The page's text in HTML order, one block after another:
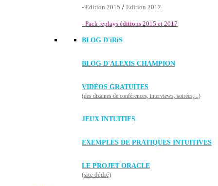
- Edition 2015 / Edition 2017
- Pack replays éditions 2015 et 2017
BLOG D'iRiS
BLOG D'ALEXIS CHAMPION
VIDÉOS GRATUITES
(des dizaines de conférences, interviews, soirées,...)
JEUX INTUITIFS
EXEMPLES DE PRATIQUES INTUITIVES
LE PROJET ORACLE
(site dédié)